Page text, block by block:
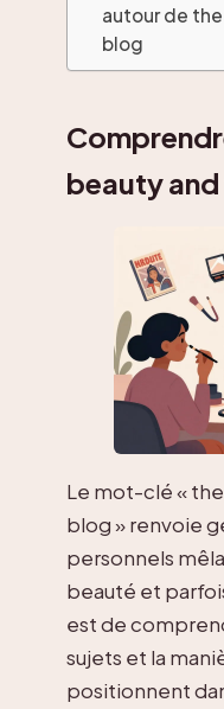
autour de
blog
beauty
Le mot-clé «
blog » renvoie
personnels
beauté et
est de
sujets et la
positionnent